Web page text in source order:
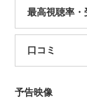
最高視聴率・
口コミ
予告映像